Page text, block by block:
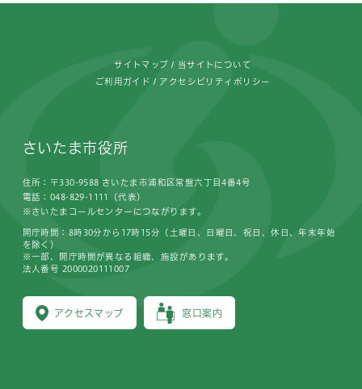
サイトマップ 当サイトについて
ご利用ガイド アクセシビリティポリシー
さいたま市役所
住所：〒330-9588 さいたま市浦和区常盤六丁目4番4号
電話：048-829-1111（代表）
※さいたまコールセンターにつながります。
アクセスマップ 窓口案内
開庁時間：8時30分から17時15分（土曜日、日曜日、祝日、休日、年末年始
を除く）
※一部、開庁時間が異なる組織、施設があります。
法人番号 2000020111007